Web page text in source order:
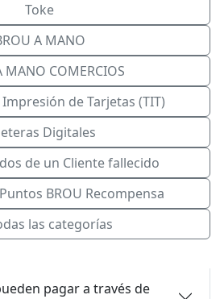
Toke
A MANO
MANO COMERCIOS
de Tarjetas (TIT)
Digitales
de un Cliente fallecido
BROU Recompensa
las categorías
pagar a través de